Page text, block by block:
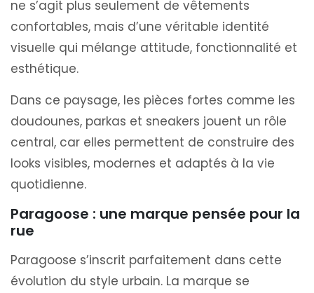
ne s’agit plus seulement de vêtements
confortables, mais d’une véritable identité
visuelle qui mélange attitude, fonctionnalité et
esthétique.
Dans ce paysage, les pièces fortes comme les
doudounes, parkas et sneakers jouent un rôle
central, car elles permettent de construire des
looks visibles, modernes et adaptés à la vie
quotidienne.
Paragoose : une marque pensée pour la
rue
Paragoose s’inscrit parfaitement dans cette
évolution du style urbain. La marque se